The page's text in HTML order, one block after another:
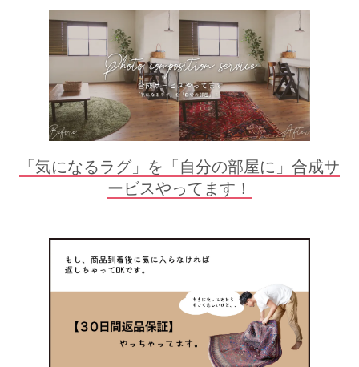
「気になるラグ」を「自分の部屋に」合成サ
ービスやってます！